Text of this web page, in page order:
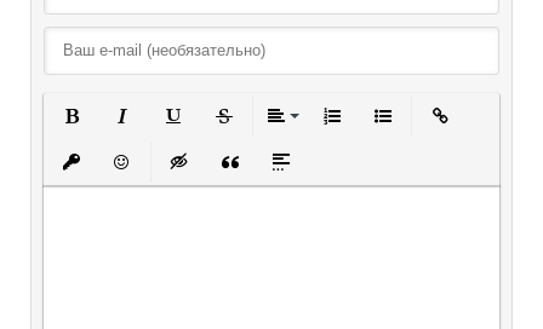
Вставить защищенную ссылку
Вставить смайлик
Вставка скрытого текста
Вставка цитаты
Вставка спойлера